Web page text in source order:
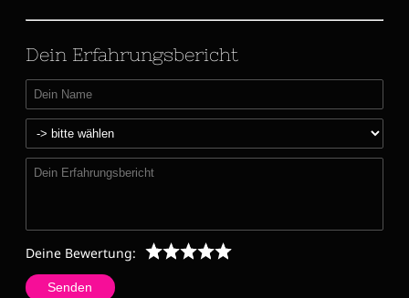
Dein Erfahrungsbericht
Deine Bewertung:
Senden